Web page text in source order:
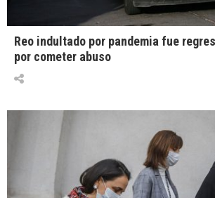
Reo indultado por pandemia fue
por cometer abuso